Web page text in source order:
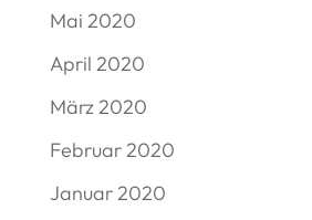
Mai 2020
April 2020
März 2020
Februar 2020
Januar 2020